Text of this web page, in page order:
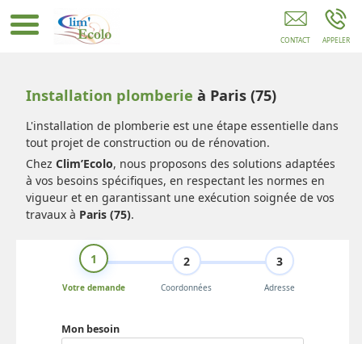
Installation plomberie à Paris (75)
L'installation de plomberie est une étape essentielle dans
tout projet de construction ou de rénovation.
Chez Clim’Ecolo, nous proposons des solutions adaptées
à vos besoins spécifiques, en respectant les normes en
vigueur et en garantissant une exécution soignée de vos
travaux à Paris (75).
1
Votre demande
2
Coordonnées
3
Adresse
Mon besoin